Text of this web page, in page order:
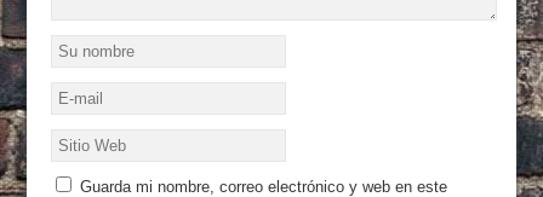
Guarda mi nombre, correo electrónico y web en este